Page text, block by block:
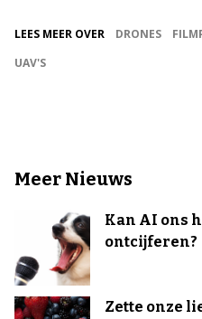
LEES MEER OVER DRONES
UAV'S
Meer Nieuws
Kan AI ons
ontcijferen?
Zette onze